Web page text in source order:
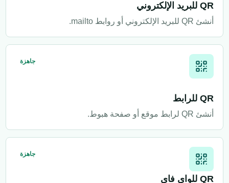
QR للبريد الإلكتروني
أنشئ QR للبريد الإلكتروني أو روابط mailto.
جاهزة
QR للرابط
أنشئ QR لرابط موقع أو صفحة هبوط.
جاهزة
QR للواي فاي